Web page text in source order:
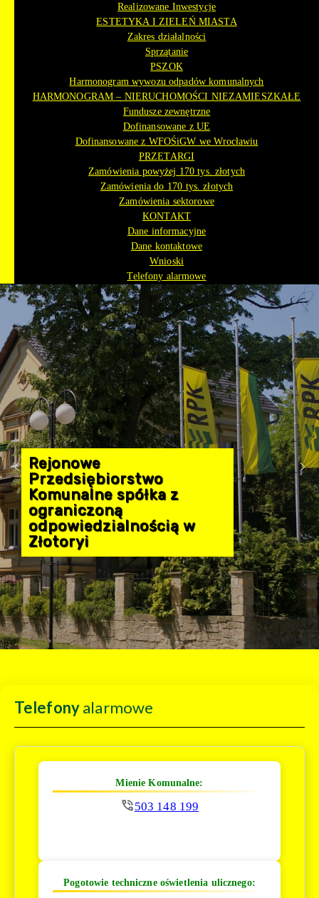
Realizowane Inwestycje
ESTETYKA I ZIELEŃ MIASTA
Zakres działalności
Sprzątanie
PSZOK
Harmonogram wywozu odpadów komunalnych
HARMONOGRAM – NIERUCHOMOŚCI NIEZAMIESZKAŁE
Fundusze zewnętrzne
Dofinansowane z UE
Dofinansowane z WFOŚiGW we Wrocławiu
PRZETARGI
Zamówienia powyżej 170 tys. złotych
Zamówienia do 170 tys. złotych
Zamówienia sektorowe
KONTAKT
Dane informacyjne
Dane kontaktowe
Wnioski
Telefony alarmowe
Rejonowe
Przedsiębiorstwo
Komunalne spółka z
ograniczoną
odpowiedzialnością w
Złotoryi
Telefonyalarmowe
Mienie Komunalne:
503 148 199
Pogotowie techniczne oświetlenia ulicznego: